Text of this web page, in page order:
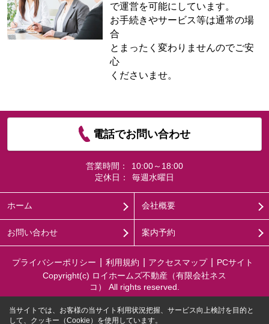
で運営を可能にしています。
お手続きやサービス等は通常の場
合
とまったく変わりませんのでご安
心
くださいませ。
電話でお問い合わせ
営業時間：
10:00～18:00
定休日：
毎週水曜日
ホーム 会社概要
お問い合わせ 案内予約
プライバシーポリシー 利用規約 アクセスマップ
PCサイト
Copyright(c) ロイホームズ不動産（有限会社ネス
コ） All rights reserved.
当サイトでは、お客様の当サイト利用状況把握、サービス向上検討を目的と
して、クッキー（Cookie）を使用しています。